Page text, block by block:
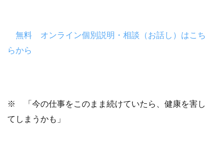
無料 オンライン個別説明・相談（お話し）はこち
らから
※ 「今の仕事をこのまま続けていたら、健康を害し
てしまうかも」